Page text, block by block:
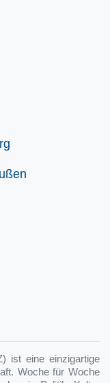
ist eine einzigartige
Woche für Woche